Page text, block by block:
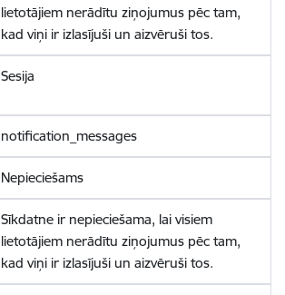
lietotājiem nerādītu ziņojumus pēc tam,
kad viņi ir izlasījuši un aizvēruši tos.
Sesija
notification_messages
Nepieciešams
Sīkdatne ir nepieciešama, lai visiem
lietotājiem nerādītu ziņojumus pēc tam,
kad viņi ir izlasījuši un aizvēruši tos.